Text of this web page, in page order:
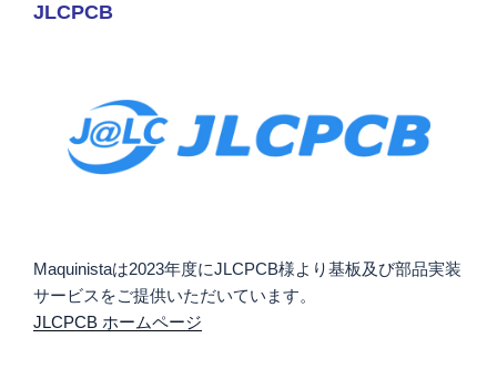
JLCPCB
Maquinistaは2023年度にJLCPCB様より基板及び部品実装
サービスをご提供いただいています。
JLCPCB ホームページ